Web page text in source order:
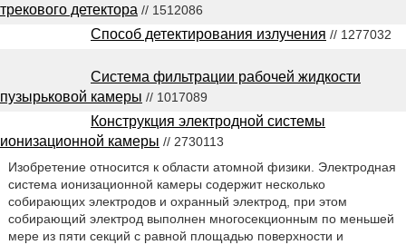
трекового детектора // 1512086
Способ детектирования излучения // 1277032
Система фильтрации рабочей жидкости
пузырьковой камеры // 1017089
Конструкция электродной системы
ионизационной камеры // 2730113
Изобретение относится к области атомной физики. Электродная
система ионизационной камеры содержит несколько
собирающих электродов и охранный электрод, при этом
собирающий электрод выполнен многосекционным по меньшей
мере из пяти секций с равной площадью поверхности и